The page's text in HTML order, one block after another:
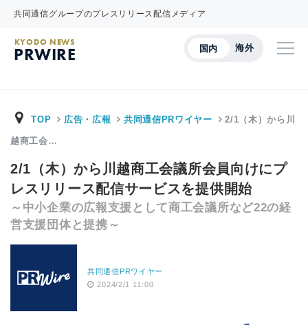
共同通信グループのプレスリリース配信メディア
国内 海外
KYODO NEWS
PRWIRE
TOP 広告・広報 共同通信PRワイヤー 2/1（木）から川
越商工会…
2/1（木）から川越商工会議所会員向けにプ
レスリリース配信サービスを提供開始
～中小企業の広報支援として商工会議所など22の経
営支援団体と提携～
共同通信PRワイヤー
2024/2/1 11:00